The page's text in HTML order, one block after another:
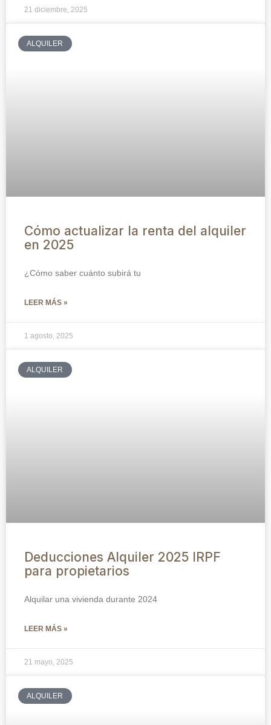
21 diciembre, 2025
ALQUILER
Cómo actualizar la renta del alquiler
en 2025
¿Cómo saber cuánto subirá tu
LEER MÁS »
1 agosto, 2025
ALQUILER
Deducciones Alquiler 2025 IRPF
para propietarios
Alquilar una vivienda durante 2024
LEER MÁS »
21 mayo, 2025
ALQUILER